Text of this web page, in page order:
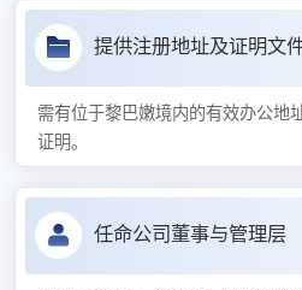
提供注册地址及证明文
需有位于黎巴嫩境内的有效办公地
证明。
任命公司董事与管理层